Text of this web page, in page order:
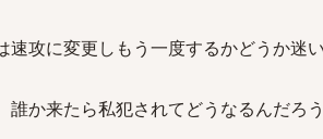
速攻に変更しもう一度するかどうか迷い
誰か来たら私犯されてどうなるんだろ